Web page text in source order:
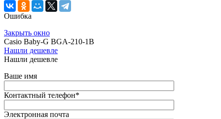
Ошибка
Закрыть окно
Casio Baby-G BGA-210-1B
Нашли дешевле
Нашли дешевле
Ваше имя
Контактный телефон*
Электронная почта